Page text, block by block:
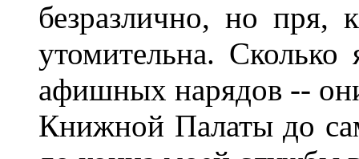
безразлично, но пря,
утомительна.
афишных нарядов --
Книжной Палаты до